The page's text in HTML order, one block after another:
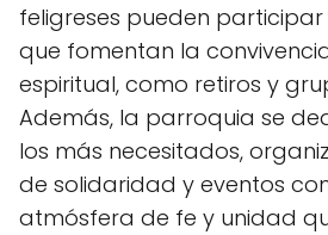
feligreses pueden
que fomentan la
espiritual, como retiros y
Además, la parroquia se
los más necesitados,
de solidaridad y eventos
atmósfera de fe y unidad